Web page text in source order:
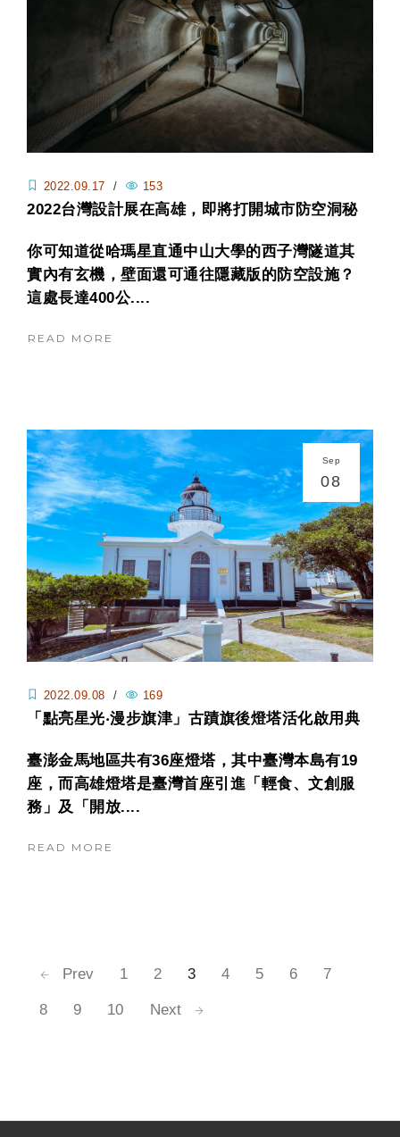
2022.09.17 / 153
2022台灣設計展在高雄，即將打開城市防空洞秘
9/19起開放預約！
你可知道從哈瑪星直通中山大學的西子灣隧道其
實內有玄機，壁面還可通往隱藏版的防空設施？
這處長達400公....
READ MORE
Sep
08
2022.09.08 / 169
「點亮星光‧漫步旗津」古蹟旗後燈塔活化啟用典
臺澎金馬地區共有36座燈塔，其中臺灣本島有19
座，而高雄燈塔是臺灣首座引進「輕食、文創服
務」及「開放....
READ MORE
Prev 1 2 3 4 5 6 7
8 9 10 Next